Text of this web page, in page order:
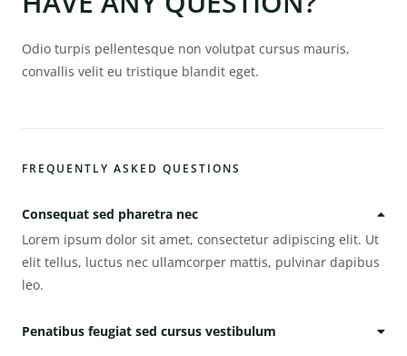
Odio turpis pellentesque non volutpat cursus mauris,
convallis velit eu tristique blandit eget.
FREQUENTLY ASKED QUESTIONS
Consequat sed pharetra nec
Lorem ipsum dolor sit amet, consectetur adipiscing elit. Ut
elit tellus, luctus nec ullamcorper mattis, pulvinar dapibus
leo.
Penatibus feugiat sed cursus vestibulum